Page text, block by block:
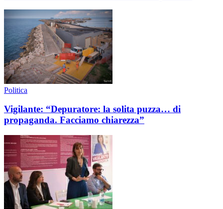
Politica
Vigilante: “Depuratore: la solita puzza… di
propaganda. Facciamo chiarezza”